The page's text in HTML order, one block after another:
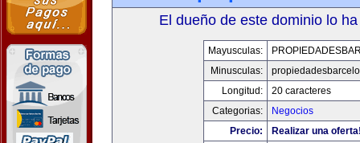
El dueño de este dominio lo
Mayusculas:
Minusculas:
Longitud:
20 caracteres
Categorias:
Negocios
Precio:
Realizar una